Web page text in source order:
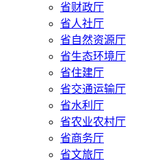
省财政厅
省人社厅
省自然资源厅
省生态环境厅
省住建厅
省交通运输厅
省水利厅
省农业农村厅
省商务厅
省文旅厅